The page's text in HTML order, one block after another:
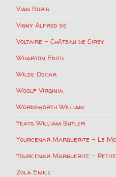
Vian Boris
Vigny Alfred de
Voltaire – Château de Cirey
Wharton Edith
Wilde Oscar
Woolf Virginia
Wordsworth William
Yeats William Butler
Yourcenar Marguerite – Le
Yourcenar Marguerite –
Zola Emile